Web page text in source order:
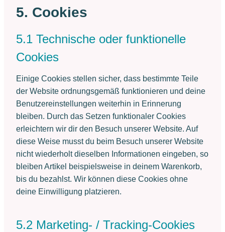
5. Cookies
5.1 Technische oder funktionelle
Cookies
Einige Cookies stellen sicher, dass bestimmte Teile
der Website ordnungsgemäß funktionieren und deine
Benutzereinstellungen weiterhin in Erinnerung
bleiben. Durch das Setzen funktionaler Cookies
erleichtern wir dir den Besuch unserer Website. Auf
diese Weise musst du beim Besuch unserer Website
nicht wiederholt dieselben Informationen eingeben, so
bleiben Artikel beispielsweise in deinem Warenkorb,
bis du bezahlst. Wir können diese Cookies ohne
deine Einwilligung platzieren.
5.2 Marketing- / Tracking-Cookies